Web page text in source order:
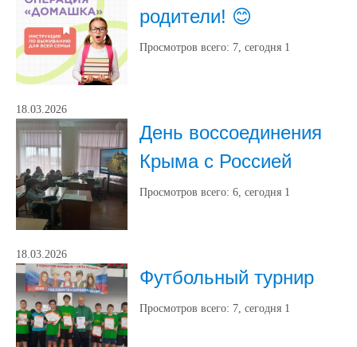
родители! 😊
Просмотров всего: 7, сегодня 1
18.03.2026
День воссоединения
Крыма с Россией
Просмотров всего: 6, сегодня 1
18.03.2026
Футбольный турнир
Просмотров всего: 7, сегодня 1